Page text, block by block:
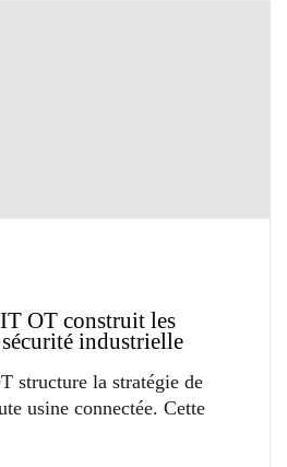
OT construit les
industrielle
structure la stratégie de
usine connectée. Cette